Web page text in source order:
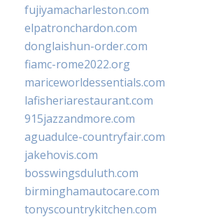
fujiyamacharleston.com
elpatronchardon.com
donglaishun-order.com
fiamc-rome2022.org
mariceworldessentials.com
lafisheriarestaurant.com
915jazzandmore.com
aguadulce-countryfair.com
jakehovis.com
bosswingsduluth.com
birminghamautocare.com
tonyscountrykitchen.com